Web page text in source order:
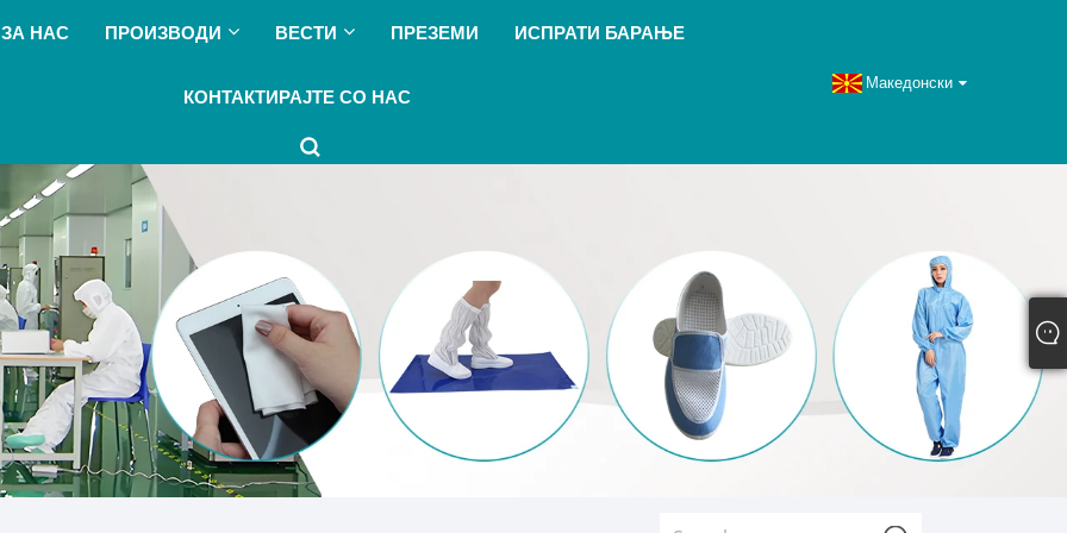
ЗА НАС ПРОИЗВОДИ ВЕСТИ ПРЕЗЕМИ ИСПРАТИ БАРАЊЕ
КОНТАКТИРАЈТЕ СО НАС
Македонски